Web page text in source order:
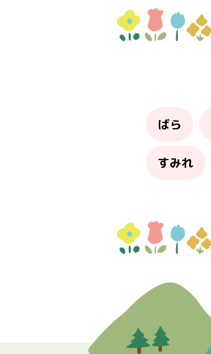
ばら
すみれ